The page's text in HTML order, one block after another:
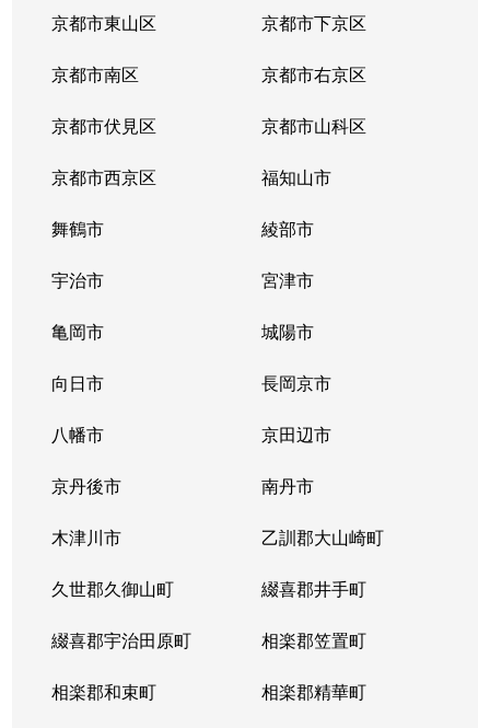
壬生馬場町
1,000万円
大宮(京都)
壬生馬場町
550万円
大宮(京都)
壬生馬場町
3,200万円
大宮(京都)
壬生馬場町
650万円
壬生馬場町
970万円
壬生東大竹町
400万円
壬生檜町
1,900万円
壬生檜町
1,900万円
壬生森前町
970万円
壬生森前町
580万円
壬生森前町
800万円
西院(阪急)
壬生森町
3,800万円
西院(阪急)
乾学区
470万円
大宮(京都)
乾学区
580万円
大宮(京都)
京都市東山区 京都市下京区
京都市南区 京都市右京区
京都市伏見区 京都市山科区
京都市西京区 福知山市
舞鶴市 綾部市
宇治市 宮津市
亀岡市 城陽市
向日市 長岡京市
八幡市 京田辺市
京丹後市 南丹市
木津川市 乙訓郡大山崎町
久世郡久御山町 綴喜郡井手町
綴喜郡宇治田原町 相楽郡笠置町
相楽郡和束町 相楽郡精華町